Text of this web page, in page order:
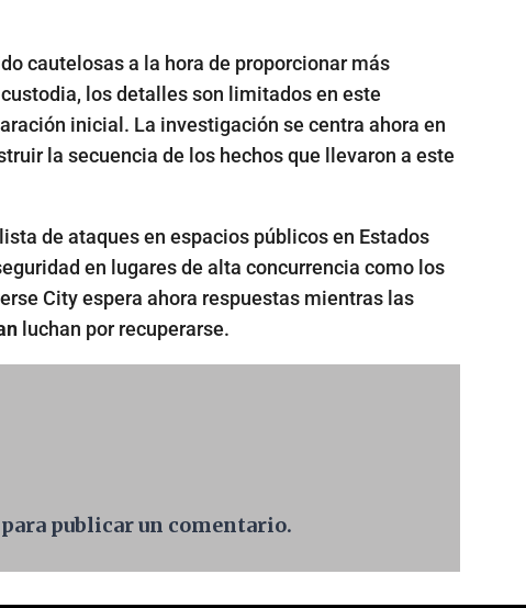
cautelosas a la hora de proporcionar más
los detalles son limitados en este
inicial. La investigación se centra ahora en
la secuencia de los hechos que llevaron a este
de ataques en espacios públicos en Estados
en lugares de alta concurrencia como los
City espera ahora respuestas mientras las
luchan por recuperarse.
para publicar un comentario.